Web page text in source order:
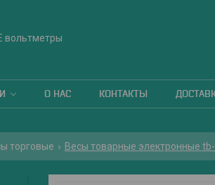
вольтметры
О НАС КОНТАКТЫ
торговые Весы товарные электронные